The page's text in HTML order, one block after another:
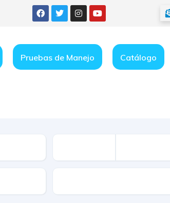
Pruebas de Manejo Catálogo